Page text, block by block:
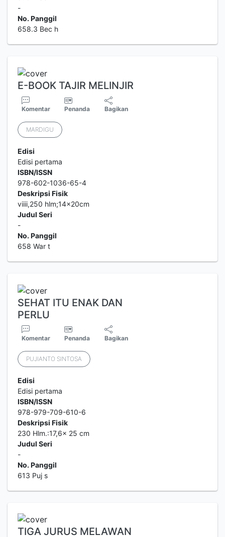
-
No. Panggil
658.3 Bec h
E-BOOK TAJIR MELINJIR
Komentar Penanda Bagikan
MARDIGU
Edisi
Edisi pertama
ISBN/ISSN
978-602-1036-65-4
Deskripsi Fisik
viiii,250 hlm;14x20cm
Judul Seri
-
No. Panggil
658 War t
SEHAT ITU ENAK DAN
PERLU
Komentar Penanda Bagikan
PUJIANTO SINTOSA
Edisi
Edisi pertama
ISBN/ISSN
978-979-709-610-6
Deskripsi Fisik
230 Hlm.:17,6x 25 cm
Judul Seri
-
No. Panggil
613 Puj s
TIGA JURUS MELAWAN